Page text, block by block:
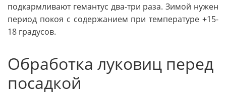
подкармливают гемантус два-три раза. Зимой нужен
период покоя с содержанием при температуре +15-
18 градусов.
Обработка луковиц перед
посадкой